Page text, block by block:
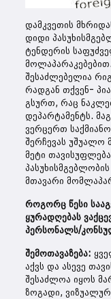
დამკვეთის
დიდი
ტენდერის
შესაძლებელია
რადგან თქვენ-
გსურთ, რაც
დეპარტამენტს.
ვერცერთ
შერჩევას უშუალო
მეტი
მთავარი
როგორც წესი
ყურადღებას
პერსონალს/
შემოთავაზება:
აქვს და ასევე
შესაძლოა იყოს
ზოგადი,